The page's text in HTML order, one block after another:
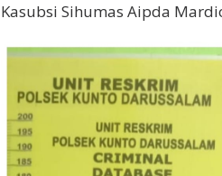
Kasubsi Sihumas Aipda